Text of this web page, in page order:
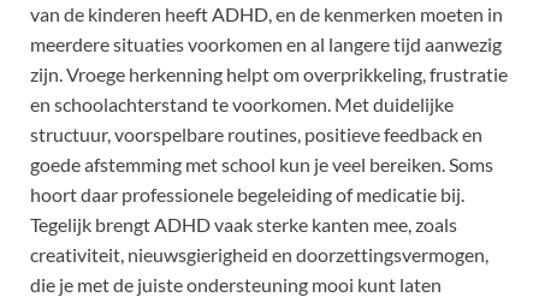
van de kinderen heeft ADHD, en de kenmerken moeten in
meerdere situaties voorkomen en al langere tijd aanwezig
zijn. Vroege herkenning helpt om overprikkeling, frustratie
en schoolachterstand te voorkomen. Met duidelijke
structuur, voorspelbare routines, positieve feedback en
goede afstemming met school kun je veel bereiken. Soms
hoort daar professionele begeleiding of medicatie bij.
Tegelijk brengt ADHD vaak sterke kanten mee, zoals
creativiteit, nieuwsgierigheid en doorzettingsvermogen,
die je met de juiste ondersteuning mooi kunt laten